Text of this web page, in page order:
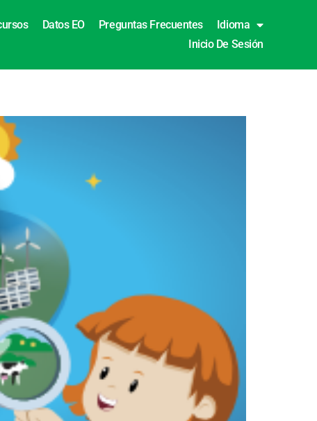
Datos EO Preguntas Frecuentes
Idioma
Inicio De Sesión